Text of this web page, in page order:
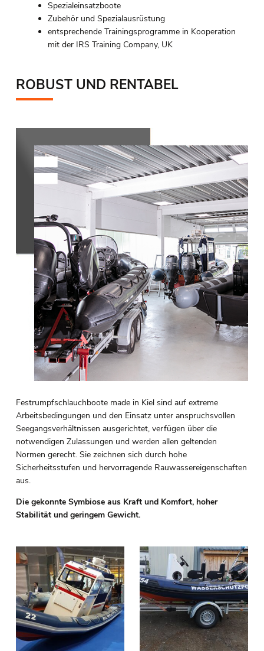
Spezialeinsatzboote
Zubehör und Spezialausrüstung
entsprechende Trainingsprogramme in Kooperation
mit der IRS Training Company, UK
ROBUST UND RENTABEL
Festrumpfschlauchboote made in Kiel sind auf extreme
Arbeitsbedingungen und den Einsatz unter anspruchsvollen
Seegangsverhältnissen ausgerichtet, verfügen über die
notwendigen Zulassungen und werden allen geltenden
Normen gerecht. Sie zeichnen sich durch hohe
Sicherheitsstufen und hervorragende Rauwassereigenschaften
aus.
Die gekonnte Symbiose aus Kraft und Komfort, hoher
Stabilität und geringem Gewicht.